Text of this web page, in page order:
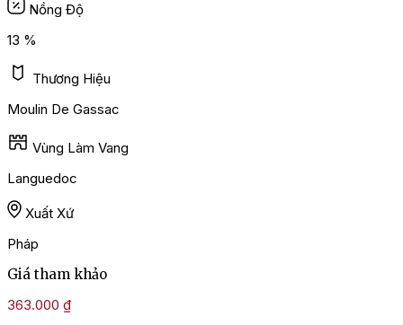
Nồng Độ
13 %
Thương Hiệu
Moulin De Gassac
Vùng Làm Vang
Languedoc
Xuất Xứ
Pháp
Giá tham khảo
363.000 ₫